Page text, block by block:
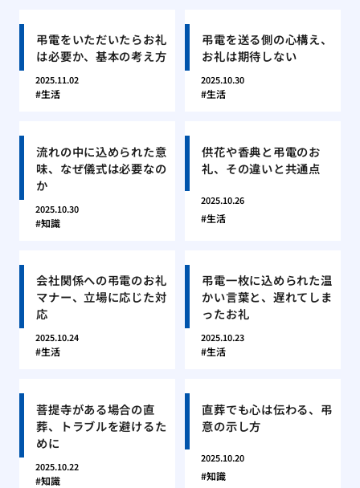
弔電をいただいたらお礼
は必要か、基本の考え方
2025.11.02
生活
弔電を送る側の心構え、
お礼は期待しない
2025.10.30
生活
流れの中に込められた意
味、なぜ儀式は必要なの
か
2025.10.30
知識
供花や香典と弔電のお
礼、その違いと共通点
2025.10.26
生活
会社関係への弔電のお礼
マナー、立場に応じた対
応
2025.10.24
生活
弔電一枚に込められた温
かい言葉と、遅れてしま
ったお礼
2025.10.23
生活
菩提寺がある場合の直
葬、トラブルを避けるた
めに
2025.10.22
知識
直葬でも心は伝わる、弔
意の示し方
2025.10.20
知識